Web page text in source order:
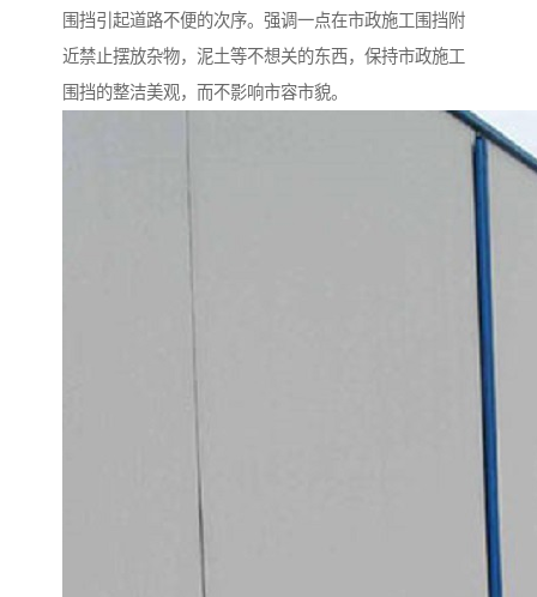
围挡引起道路不便的次序。强调一点在市政施工围挡附
近禁止摆放杂物，泥土等不想关的东西，保持市政施工
围挡的整洁美观，而不影响市容市貌。